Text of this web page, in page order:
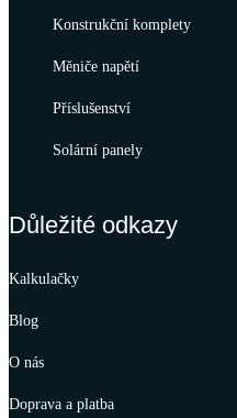
Konstrukční komplety
Měniče napětí
Příslušenství
Solární panely
Důležité odkazy
Kalkulačky
Blog
O nás
Doprava a platba